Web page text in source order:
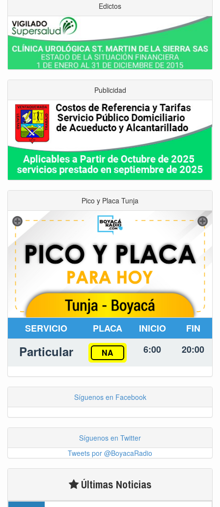
Edictos
Publicidad
Pico y Placa Tunja
SERVICIO PLACA INICIO FIN
Particular NA 6:00 20:00
Síguenos en Facebook
Síguenos en Twitter
Tweets por @BoyacaRadio
Últimas Noticias